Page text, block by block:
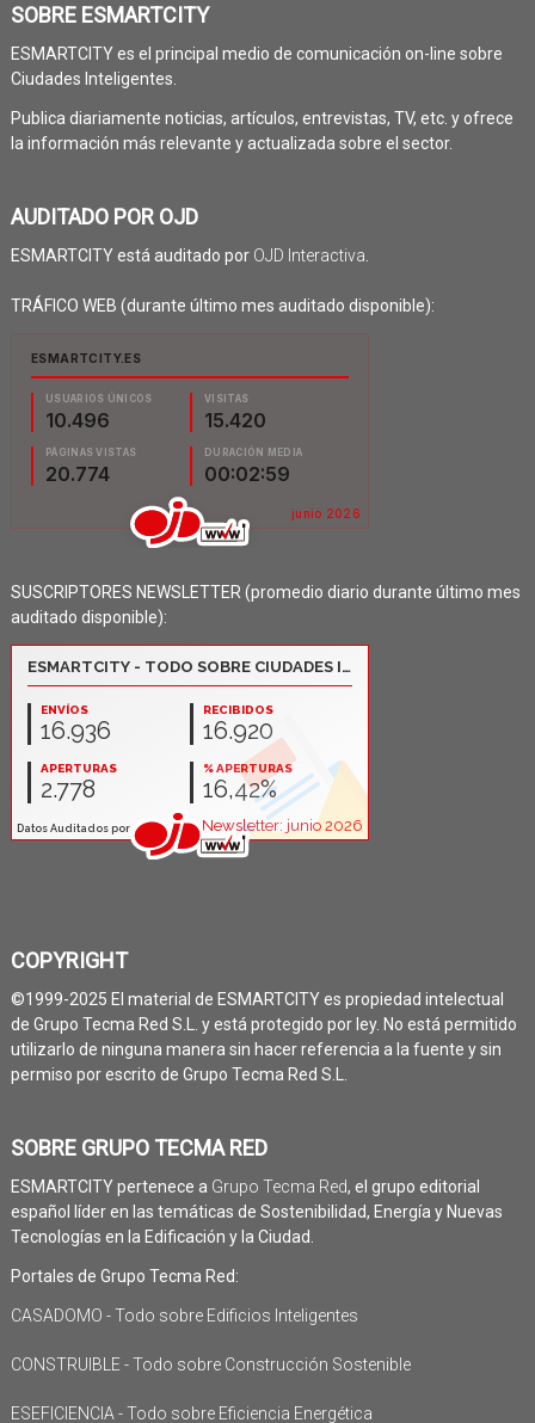
SOBRE ESMARTCITY
ESMARTCITY es el principal medio de comunicación on-line sobre
Ciudades Inteligentes.
Publica diariamente noticias, artículos, entrevistas, TV, etc. y ofrece
la información más relevante y actualizada sobre el sector.
AUDITADO POR OJD
ESMARTCITY está auditado por OJD Interactiva
TRÁFICO WEB (durante último mes auditado disponible):
SUSCRIPTORES NEWSLETTER (promedio diario durante último mes
auditado disponible):
COPYRIGHT
©1999-2025 El material de ESMARTCITY es propiedad intelectual
de Grupo Tecma Red S.L. y está protegido por ley. No está permitido
utilizarlo de ninguna manera sin hacer referencia a la fuente y sin
permiso por escrito de Grupo Tecma Red S.L.
SOBRE GRUPO TECMA RED
ESMARTCITY pertenece a Grupo Tecma Red, el grupo editorial
español líder en las temáticas de Sostenibilidad, Energía y Nuevas
Tecnologías en la Edificación y la Ciudad.
Portales de Grupo Tecma Red:
CASADOMO - Todo sobre Edificios Inteligentes
CONSTRUIBLE - Todo sobre Construcción Sostenible
ESEFICIENCIA - Todo sobre Eficiencia Energética